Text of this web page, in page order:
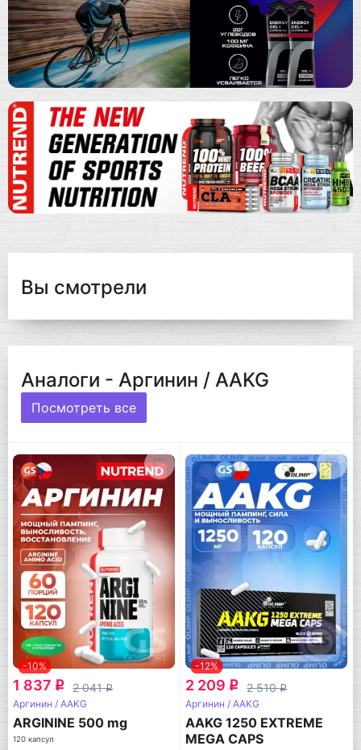
Вы смотрели
Аналоги - Аргинин / AAKG
Посмотреть все
-10%
1 837 q 2 041q
Аргинин / AAKG
ARGININE 500 mg
120 капсул
-12%
2 209 q 2 510q
Аргинин / AAKG
AAKG 1250 EXTREME
MEGA CAPS